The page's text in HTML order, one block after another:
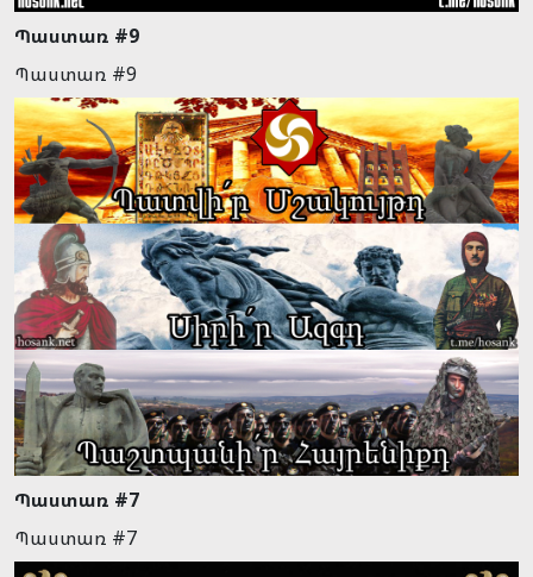
Պաստառ #9
Պաստառ #9
Պաստառ #7
Պաստառ #7